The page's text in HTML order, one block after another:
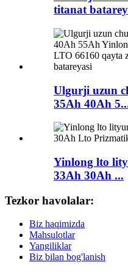
titanat
Ulgurji uzun
35Ah 40Ah
Yinlong lto
33Ah 30Ah ...
Tezkor havolalar:
Biz haqimizda
Mahsulotlar
Yangiliklar
Biz bilan bog'lanish